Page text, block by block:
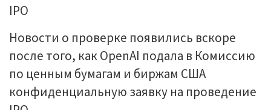
IPO
Новости о проверке появились вскоре
после того, как OpenAI подала в Комиссию
по ценным бумагам и биржам США
конфиденциальную заявку на проведение